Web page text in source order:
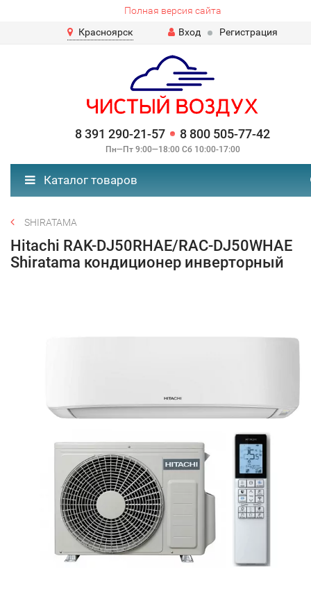
Полная версия сайта
Красноярск
Вход Регистрация
8 391 290-21-57 8 800 505-77-42
Пн—Пт 9:00—18:00 Сб 10:00-17:00
Каталог товаров
SHIRATAMA
Hitachi RAK-DJ50RHAE/RAC-DJ50WHAE
Shiratama кондиционер инверторный